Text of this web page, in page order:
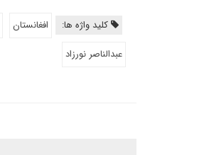
کلید واژه ها: افغانستان
عبدالناصر نورزاد